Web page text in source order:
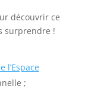
découvrir ce
surprendre !
l’Espace
;